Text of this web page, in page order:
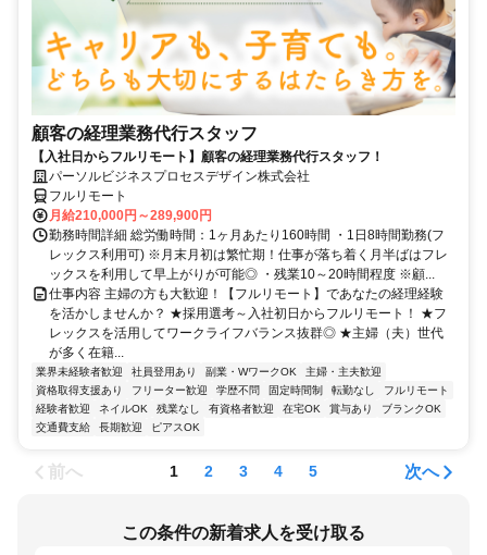
顧客の経理業務代行スタッフ
【入社日からフルリモート】顧客の経理業務代行スタッフ！
パーソルビジネスプロセスデザイン株式会社
フルリモート
月給210,000円～289,900円
勤務時間詳細 総労働時間：1ヶ月あたり160時間 ・1日8時間勤務(フ
レックス利用可) ※月末月初は繁忙期！仕事が落ち着く月半ばはフレ
ックスを利用して早上がりが可能◎ ・残業10～20時間程度 ※顧...
仕事内容 主婦の方も大歓迎！【フルリモート】であなたの経理経験
を活かしませんか？ ★採用選考～入社初日からフルリモート！ ★フ
レックスを活用してワークライフバランス抜群◎ ★主婦（夫）世代
が多く在籍...
業界未経験者歓迎 社員登用あり 副業・WワークOK
主婦・主夫歓迎
資格取得支援あり
フリーター歓迎 学歴不問 固定時間制 転勤なし
フルリモート
経験者歓迎
ネイルOK 残業なし 有資格者歓迎 在宅OK 賞与あり
ブランクOK
交通費支給
長期歓迎 ピアスOK
前へ 1 2 3 4 5 次へ
この条件の新着求人を受け取る